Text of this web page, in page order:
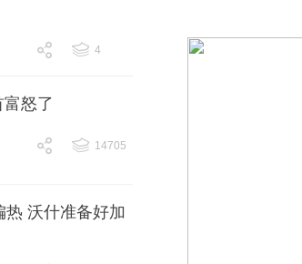
4
怒了
14705
沃什准备好加